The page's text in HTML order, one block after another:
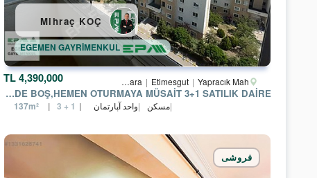
4,390,000 TL Ankara Etimesgut Yapracık Mah.
YAPRACIK 7.BÖLGEDE BOŞ,HEMEN OTURMAYA MÜSAİT 3+1 SATILIK DAİRE
مسکن واحد آپارتمان 137m² 3 + 1
EGEMEN GAYRİMENKUL
Mihraç KOÇ
فروشی